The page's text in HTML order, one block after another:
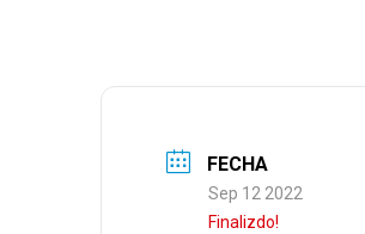
FECHA
Sep 12 2022
Finalizdo!